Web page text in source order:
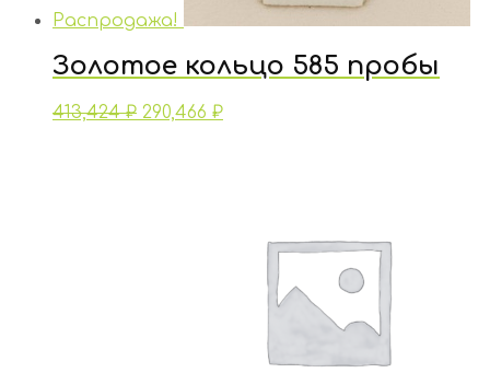
Распродажа!
Золотое кольцо 585 пробы
413,424₽ 290,466 ₽